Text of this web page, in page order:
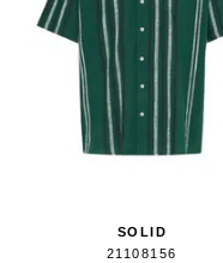
SOLID
21108156